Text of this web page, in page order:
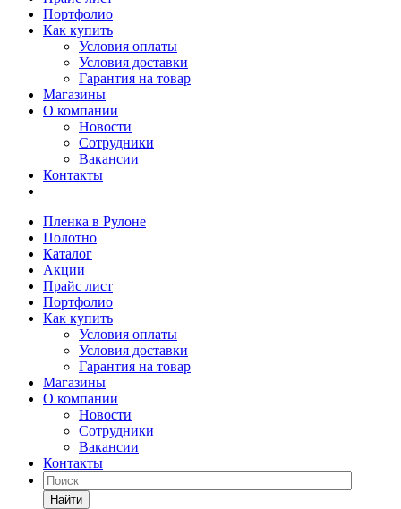
Портфолио
Как купить
Условия оплаты
Условия доставки
Гарантия на товар
Магазины
О компании
Новости
Сотрудники
Вакансии
Контакты
Пленка в Рулоне
Полотно
Каталог
Акции
Прайс лист
Портфолио
Как купить
Условия оплаты
Условия доставки
Гарантия на товар
Магазины
О компании
Новости
Сотрудники
Вакансии
Контакты
Найти